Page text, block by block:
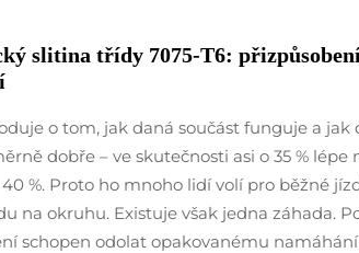
slitina třídy 7075-T6:
o tom, jak daná součást funguje a
dobře – ve skutečnosti asi o 35 % lépe
%. Proto ho mnoho lidí volí pro běžné
na okruhu. Existuje však jedna záhada.
schopen odolat opakovanému